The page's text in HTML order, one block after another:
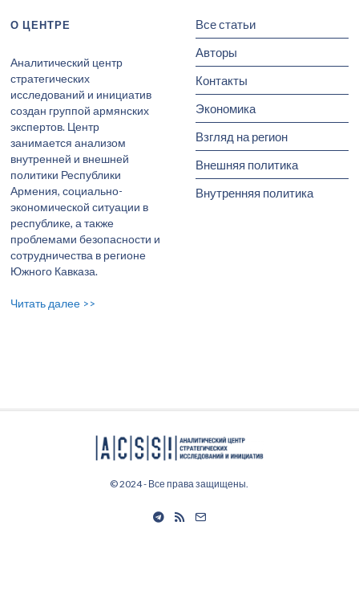
О ЦЕНТРЕ
Аналитический центр
стратегических
исследований и инициатив
создан группой армянских
экспертов. Центр
занимается анализом
внутренней и внешней
политики Республики
Армения, социально-
экономической ситуации в
республике, а также
проблемами безопасности и
сотрудничества в регионе
Южного Кавказа.
Читать далее >>
Все статьи
Авторы
Контакты
Экономика
Взгляд на регион
Внешняя политика
Внутренняя политика
© 2024 - Все права защищены.